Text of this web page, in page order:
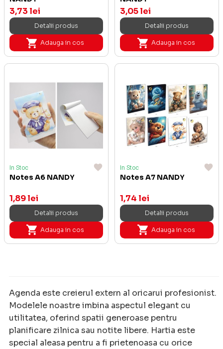
3,73 lei
Detalii produs
Adauga in cos
3,05 lei
Detalii produs
Adauga in cos
In Stoc
Notes A6 NANDY
1,89 lei
Detalii produs
Adauga in cos
In Stoc
Notes A7 NANDY
1,74 lei
Detalii produs
Adauga in cos
Agenda este creierul extern al oricarui profesionist.
Modelele noastre imbina aspectul elegant cu
utilitatea, oferind spatii generoase pentru
planificare zilnica sau notite libere. Hartia este
special aleasa pentru a fi prietenoasa cu orice